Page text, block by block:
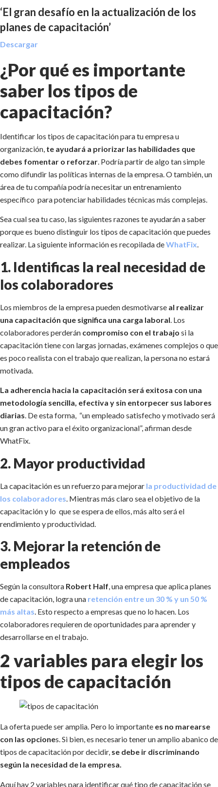
‘El gran desafío en la actualización de los
planes de capacitación’
Descargar
¿Por qué es importante
saber los tipos de
capacitación?
Identificar los tipos de capacitación para tu empresa u
organización, te ayudará a priorizar las habilidades que
debes fomentar o reforzar. Podría partir de algo tan simple
como difundir las políticas internas de la empresa. O también, un
área de tu compañía podría necesitar un entrenamiento
específico para potenciar habilidades técnicas más complejas.
Sea cual sea tu caso, las siguientes razones te ayudarán a saber
porque es bueno distinguir los tipos de capacitación que puedes
realizar. La siguiente información es recopilada deWhatFix.
1. Identificas la real necesidad de
los colaboradores
Los miembros de la empresa pueden desmotivarse al realizar
una capacitación que significa una carga laboral. Los
colaboradores perderán compromiso con el trabajo si la
capacitación tiene con largas jornadas, exámenes complejos o que
es poco realista con el trabajo que realizan, la persona no estará
motivada.
La adherencia hacia la capacitación será exitosa con una
metodología sencilla, efectiva y sin entorpecer sus labores
diarias. De esta forma, “un empleado satisfecho y motivado será
un gran activo para el éxito organizacional”, afirman desde
WhatFix.
2. Mayor productividad
La capacitación es un refuerzo para mejorar la productividad de
los colaboradores . Mientras más claro sea el objetivo de la
capacitación y lo que se espera de ellos, más alto será el
rendimiento y productividad.
3. Mejorar la retención de
empleados
Según la consultora Robert Half, una empresa que aplica planes
de capacitación, logra una retención entre un 30 % y un 50 %
más altas. Esto respecto a empresas que no lo hacen. Los
colaboradores requieren de oportunidades para aprender y
desarrollarse en el trabajo.
2 variables para elegir los
tipos de capacitación
La oferta puede ser amplia. Pero lo importante es no marearse
con las opciones. Si bien, es necesario tener un amplio abanico de
tipos de capacitación por decidir, se debe ir discriminando
según la necesidad de la empresa.
Aquí hay 2 variables para identificar qué tipo de capacitación se